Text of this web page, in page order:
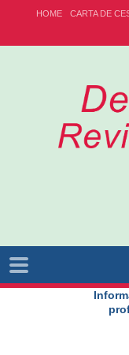
HOME CARTA DE